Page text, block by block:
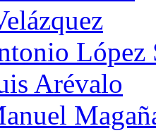
López
Arévalo